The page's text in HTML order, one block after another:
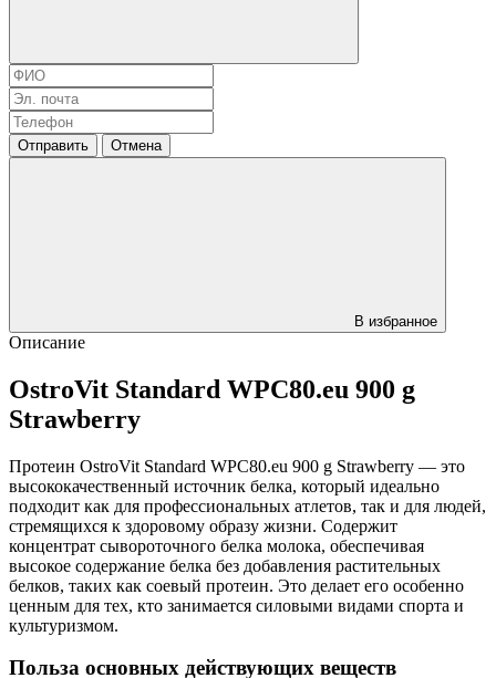
Отправить Отмена
В избранное
Описание
OstroVit Standard WPC80.eu 900 g
Strawberry
Протеин OstroVit Standard WPC80.eu 900 g Strawberry — это
высококачественный источник белка, который идеально
подходит как для профессиональных атлетов, так и для людей,
стремящихся к здоровому образу жизни. Содержит
концентрат сывороточного белка молока, обеспечивая
высокое содержание белка без добавления растительных
белков, таких как соевый протеин. Это делает его особенно
ценным для тех, кто занимается силовыми видами спорта и
культуризмом.
Польза основных действующих веществ